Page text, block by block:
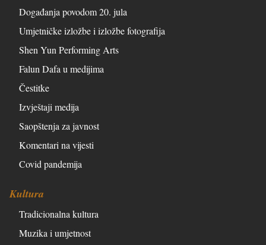
Događanja povodom 20. jula
Umjetničke izložbe i izložbe fotografija
Shen Yun Performing Arts
Falun Dafa u medijima
Čestitke
Izvještaji medija
Saopštenja za javnost
Komentari na vijesti
Covid pandemija
Kultura
Tradicionalna kultura
Muzika i umjetnost